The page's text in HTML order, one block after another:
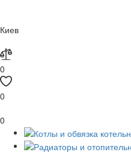
Киев
0
0
0